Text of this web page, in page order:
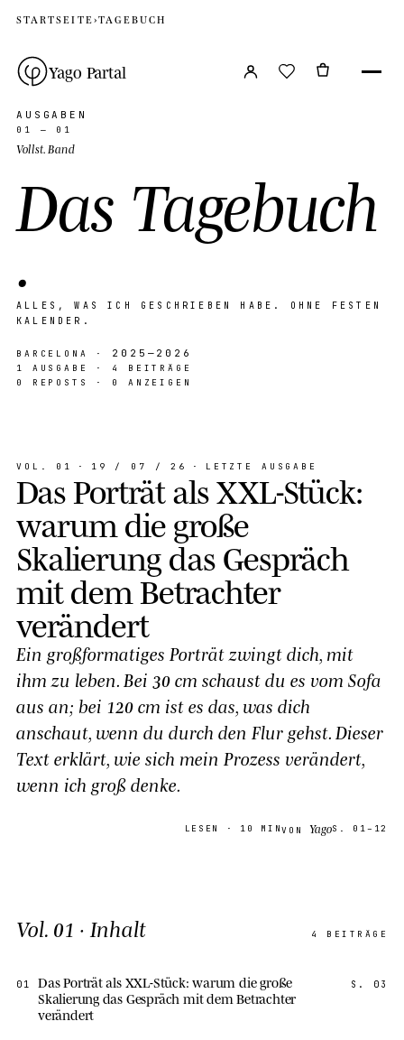
STARTSEITE›TAGEBUCH
Yago Partal
AUSGABEN
01 — 01
Vollst. Band
Das Tagebuch
.
A L L E S , W A S I C H G E S C H RI E B E N H A B E . O H N E F E ST E N
KA L E N D E R .
BARCELONA · 2025—2026
1 AUSGABE · 4 BEITRÄGE
0 REPOSTS · 0 ANZEIGEN
VOL. 01 · 19 / 07 / 26 · LETZTE AUSGABE
DasPorträtalsXXL-Stück:
warum diegroße
SkalierungdasGespräch
mitdem Betrachter
verändert
Ein großformatiges Porträt zwingt dich, mit
ihm zu leben. Bei 30 cm schaust du es vom Sofa
aus an; bei 120 cm ist es das, was dich
anschaut, wenn du durch den Flur gehst. Dieser
Text erklärt, wie sich mein Prozess verändert,
wenn ich groß denke.
LESEN · 10 MINVONYagoS. 01–12
Vol. 01 · Inhalt 4 BEITRÄGE
01
Das Porträt als XXL-Stück: warum die große
Skalierung das Gespräch mit dem Betrachter
verändert
S. 03